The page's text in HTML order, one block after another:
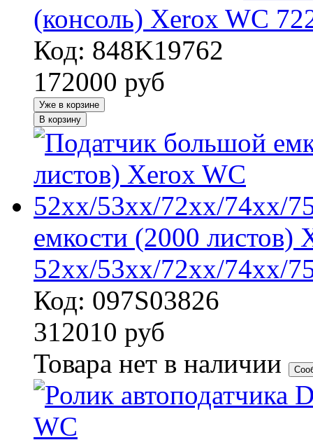
(консоль) Xerox WC
Код: 848K19762
172000 руб
Уже в корзине
В корзину
емкости (2000 листов)
52xx/53xx/72xx/74xx/
Код: 097S03826
312010 руб
Товара нет в наличии